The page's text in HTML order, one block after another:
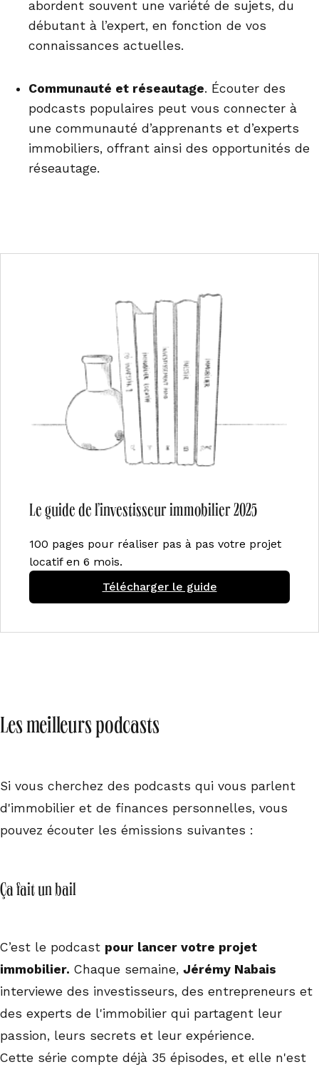
abordent souvent une variété de sujets, du
débutant à l’expert, en fonction de vos
connaissances actuelles.
Communauté et réseautage. Écouter des
podcasts populaires peut vous connecter à
une communauté d’apprenants et d’experts
immobiliers, offrant ainsi des opportunités de
réseautage.
Le guide de l’investisseur immobilier 2025
100 pages pour réaliser pas à pas votre projet
locatif en 6 mois.
Télécharger le guide
Les meilleurs podcasts
Si vous cherchez des podcasts qui vous parlent
d'immobilier et de finances personnelles, vous
pouvez écouter les émissions suivantes :
Ça fait un bail
C’est le podcast pour lancer votre projet
immobilier. Chaque semaine, Jérémy Nabais
interviewe des investisseurs, des entrepreneurs et
des experts de l'immobilier qui partagent leur
passion, leurs secrets et leur expérience.
Cette série compte déjà 35 épisodes, et elle n'est